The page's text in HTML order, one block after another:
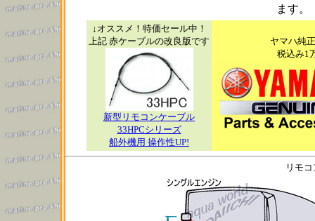
ます。
↓オススメ！特価セール中！
上記 赤ケーブルの改良版です
新型リモコンケーブル
33HPCシリーズ
船外機用 操作性UP!
ヤマハ純
税込み1
リモ